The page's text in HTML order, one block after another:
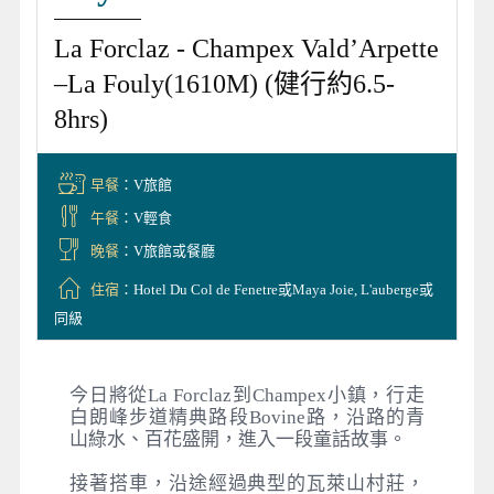
La Forclaz - Champex Vald’Arpette
–La Fouly(1610M) (健行約6.5-
8hrs)
早餐：V旅館
午餐：V輕食
晚餐：V旅館或餐廳
住宿：Hotel Du Col de Fenetre或Maya Joie, L'auberge或
同級
今日將從La Forclaz到Champex小鎮，行走
白朗峰步道精典路段Bovine路，沿路的青
山綠水、百花盛開，進入一段童話故事。
接著搭車，沿途經過典型的瓦萊山村莊，